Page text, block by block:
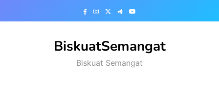
BiskuatSemangat
Biskuat Semangat